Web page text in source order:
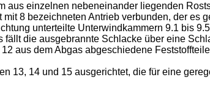
aus einzelnen nebeneinander liegenden
8 bezeichneten Antrieb verbunden, der es
unterteilte Unterwindkammern 9.1 bis
die ausgebrannte Schlacke über eine
aus dem Abgas abgeschiedene
13, 14 und 15 ausgerichtet, die für eine